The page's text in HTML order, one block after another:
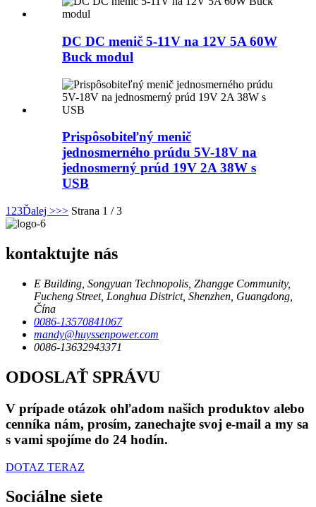
DC DC menič 5-11V na 12V 5A 60W
Buck modul
Prispôsobiteľný menič
jednosmerného prúdu 5V-18V na
jednosmerný prúd 19V 2A 38W s
USB
1 23Ďalej >>> Strana 1 / 3
kontaktujte nás
E Building, Songyuan Technopolis, Zhangge Community,
Fucheng Street, Longhua District, Shenzhen, Guangdong,
Čína
0086-13570841067
mandy@huyssenpower.com
0086-13632943371
ODOSLAŤ SPRÁVU
V prípade otázok ohľadom našich produktov alebo
cenníka nám, prosím, zanechajte svoj e-mail a my sa
s vami spojíme do 24 hodín.
DOTAZ TERAZ
Sociálne siete